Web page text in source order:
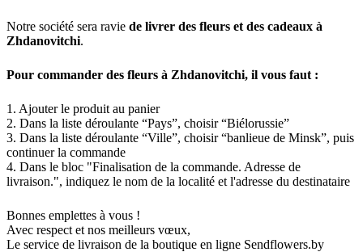
Notre société sera ravie de livrer des fleurs et des cadeaux à
Zhdanovitchi.
Pour commander des fleurs à Zhdanovitchi, il vous faut :
1. Ajouter le produit au panier
2. Dans la liste déroulante “Pays”, choisir “Biélorussie”
3. Dans la liste déroulante “Ville”, choisir “banlieue de Minsk”, puis
continuer la commande
4. Dans le bloc "Finalisation de la commande. Adresse de
livraison.", indiquez le nom de la localité et l'adresse du destinataire
Bonnes emplettes à vous !
Avec respect et nos meilleurs vœux,
Le service de livraison de la boutique en ligne Sendflowers.by